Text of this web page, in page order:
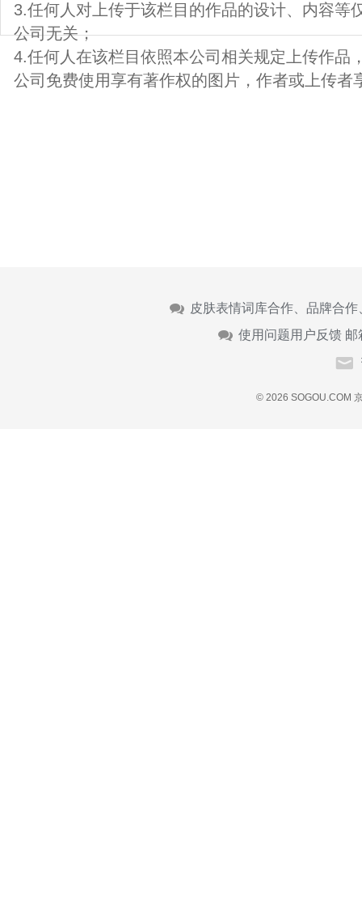
3.任何人对上传于该栏目的作品的设计、内容等
公司无关；
4.任何人在该栏目依照本公司相关规定上传作品
公司免费使用享有著作权的图片，作者或上传者
皮肤表情词库合作、品牌合
使用问题用户反馈 邮
© 2026 SOGOU.COM